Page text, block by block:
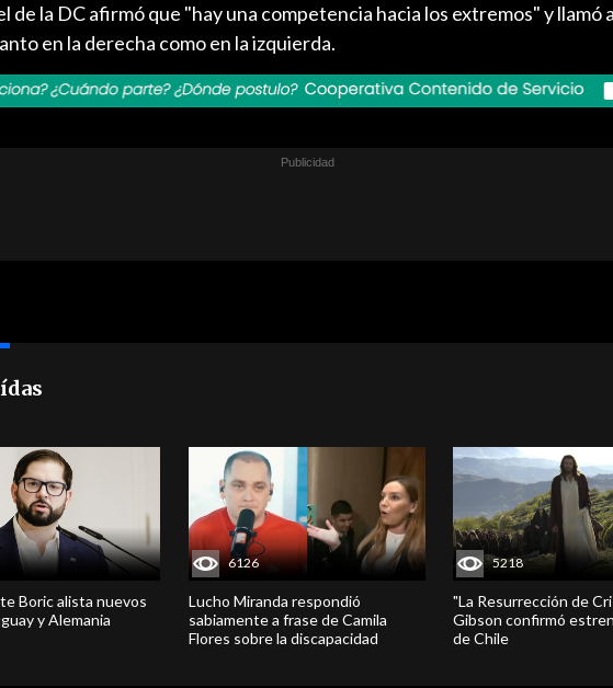
de la DC afirmó que "hay una competencia hacia los extremos" y llamó
en la derecha como en la izquierda.
Boric alista nuevos
y Alemania
6126
Lucho Miranda respondió
sabiamente a frase de Camila
Flores sobre la discapacidad
5218
"La Resurrección de
Gibson confirmó
de Chile